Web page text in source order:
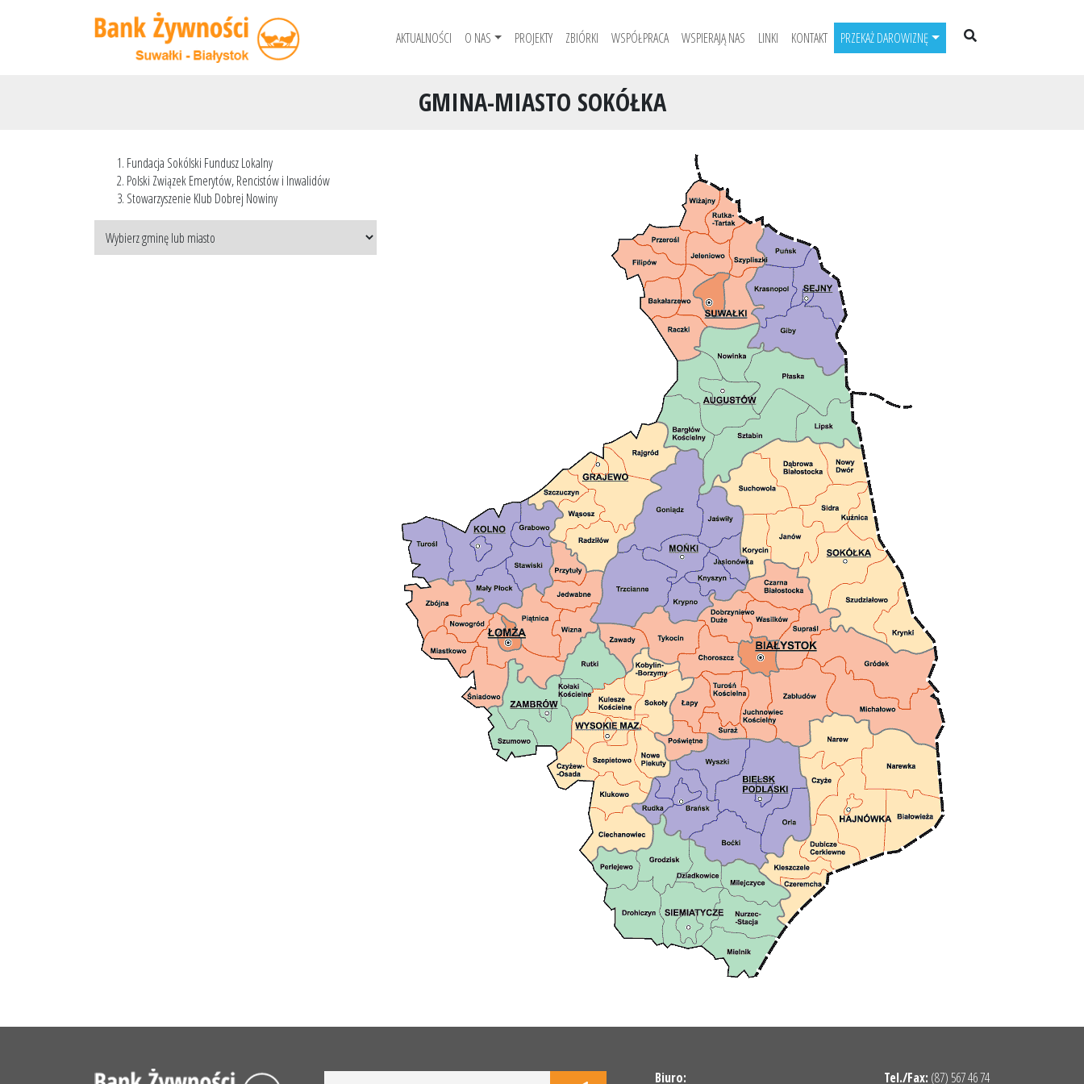
AKTUALNOŚCI O NAS PROJEKTY ZBIÓRKI WSPÓŁPRACA WSPIERAJĄ NAS LINKI KONTAKT PRZEKAŻ DAROWIZNĘ
GMINA-MIASTO SOKÓŁKA
Fundacja Sokólski Fundusz Lokalny
Polski Związek Emerytów, Rencistów i Inwalidów
Stowarzyszenie Klub Dobrej Nowiny
Biuro: Tel./Fax: (87) 567 46 74